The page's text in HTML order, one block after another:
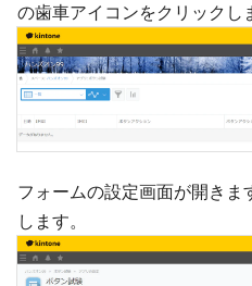
の歯車アイコンをクリックし
フォームの設定画面が開きま
します。